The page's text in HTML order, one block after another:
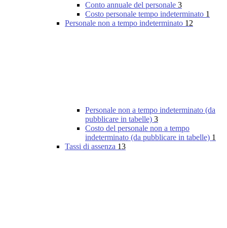
Conto annuale del personale 3
Costo personale tempo indeterminato 1
Personale non a tempo indeterminato 12
Personale non a tempo indeterminato (da
pubblicare in tabelle) 3
Costo del personale non a tempo
indeterminato (da pubblicare in tabelle) 1
Tassi di assenza 13